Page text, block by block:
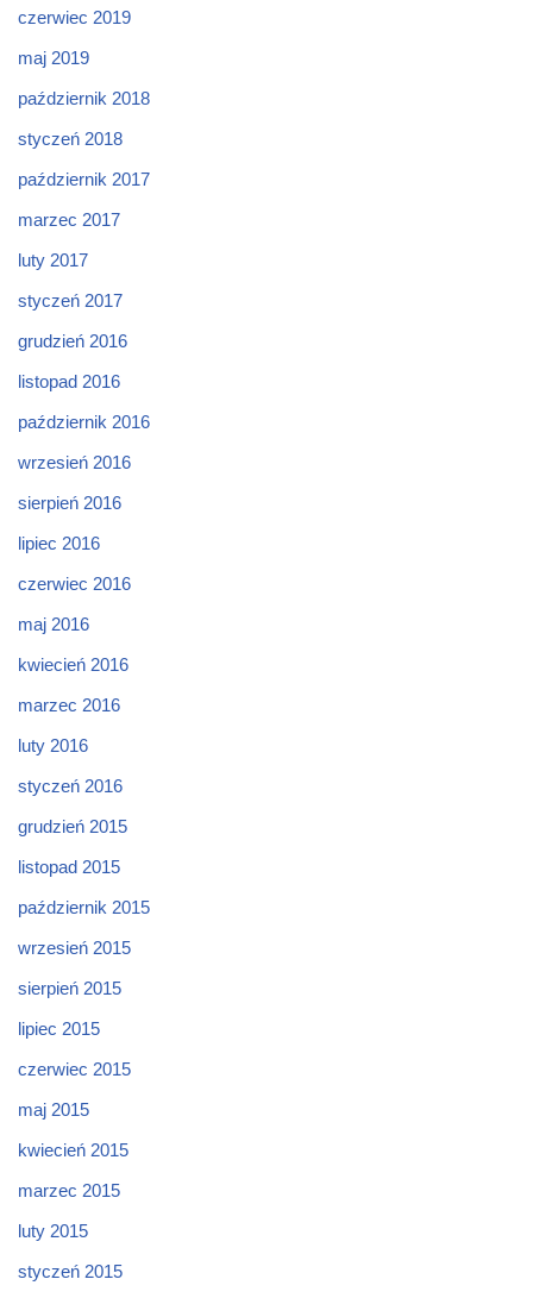
czerwiec 2019
maj 2019
październik 2018
styczeń 2018
październik 2017
marzec 2017
luty 2017
styczeń 2017
grudzień 2016
listopad 2016
październik 2016
wrzesień 2016
sierpień 2016
lipiec 2016
czerwiec 2016
maj 2016
kwiecień 2016
marzec 2016
luty 2016
styczeń 2016
grudzień 2015
listopad 2015
październik 2015
wrzesień 2015
sierpień 2015
lipiec 2015
czerwiec 2015
maj 2015
kwiecień 2015
marzec 2015
luty 2015
styczeń 2015